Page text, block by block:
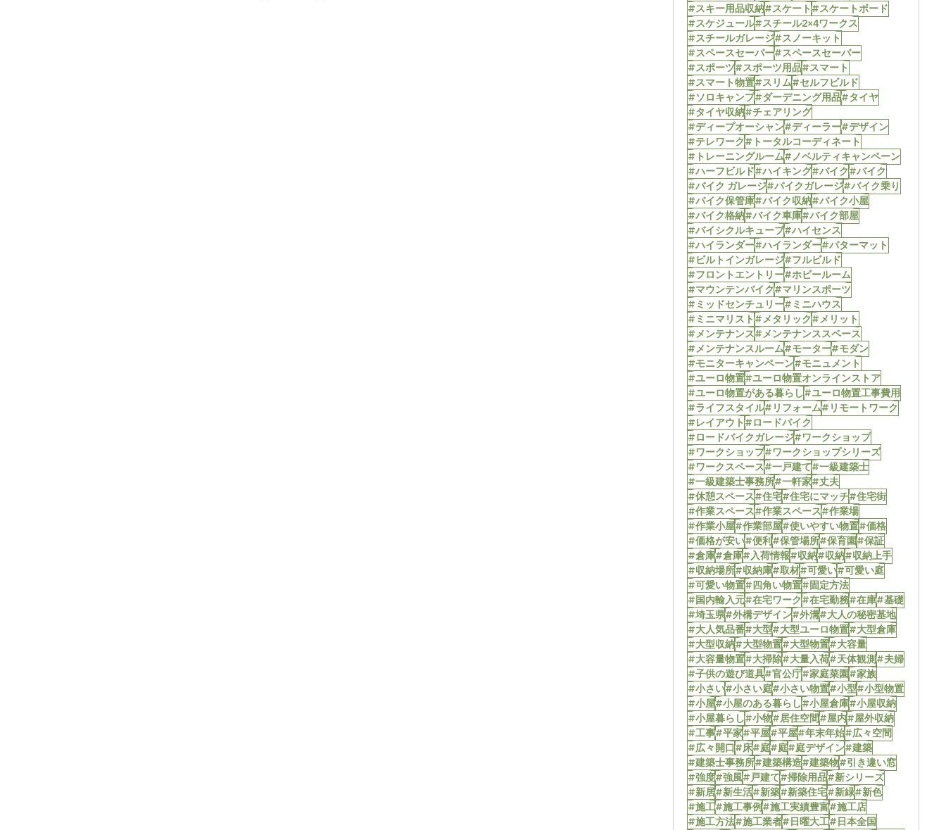
#スキー用品収納#スケート#スケートボード
#スケジュール#スチール2×4ワークス
#スチールガレージ#スノーキット
#スペースセーバー#スペースセーバー
#スポーツ#スポーツ用品#スマート
#スマート物置#スリム#セルフビルド
#ソロキャンプ#ダーデニング用品#タイヤ
#タイヤ収納#チェアリング
#ディープオーシャン#ディーラー#デザイン
#テレワーク#トータルコーディネート
#トレーニングルーム#ノベルティキャンペーン
#ハーフビルド#ハイキング#バイク#バイク
#バイク ガレージ#バイクガレージ#バイク乗り
#バイク保管庫#バイク収納#バイク小屋
#バイク格納#バイク車庫#バイク部屋
#バイシクルキューブ#ハイセンス
#ハイランダー#ハイランダー#パターマット
#ビルトインガレージ#フルビルド
#フロントエントリー#ホビールーム
#マウンテンバイク#マリンスポーツ
#ミッドセンチュリー#ミニハウス
#ミニマリスト#メタリック#メリット
#メンテナンス#メンテナンススペース
#メンテナンスルーム#モーター#モダン
#モニターキャンペーン#モニュメント
#ユーロ物置#ユーロ物置オンラインストア
#ユーロ物置がある暮らし#ユーロ物置工事費用
#ライフスタイル#リフォーム#リモートワーク
#レイアウト#ロードバイク
#ロードバイクガレージ#ワークショップ
#ワークショップ#ワークショップシリーズ
#ワークスペース#一戸建て#一級建築士
#一級建築士事務所#一軒家#丈夫
#休憩スペース#住宅#住宅にマッチ#住宅街
#作業スペース#作業スペース#作業場
#作業小屋#作業部屋#使いやすい物置#価格
#価格が安い#便利#保管場所#保育園#保証
#倉庫#倉庫#入荷情報#収納#収納#収納上手
#収納場所#収納庫#取材#可愛い#可愛い庭
#可愛い物置#四角い物置#固定方法
#国内輸入元#在宅ワーク#在宅勤務#在庫#基礎
#埼玉県#外構デザイン#外溝#大人の秘密基地
#大人気品番#大型#大型ユーロ物置#大型倉庫
#大型収納#大型物置#大型物置#大容量
#大容量物置#大掃除#大量入荷#天体観測#夫婦
#子供の遊び道具#官公庁#家庭菜園#家族
#小さい#小さい庭#小さい物置#小型#小型物置
#小屋#小屋のある暮らし#小屋倉庫#小屋収納
#小屋暮らし#小物#居住空間#屋内#屋外収納
#工事#平家#平屋#平屋#年末年始#広々空間
#広々開口#床#庭#庭#庭デザイン#建築
#建築士事務所#建築構造#建築物#引き違い窓
#強度#強風#戸建て#掃除用品#新シリーズ
#新居#新生活#新築#新築住宅#新緑#新色
#施工#施工事例#施工実績豊富#施工店
#施工方法#施工業者#日曜大工#日本全国